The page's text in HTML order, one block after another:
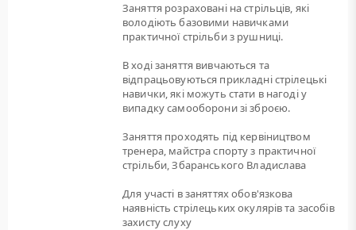
Заняття розраховані на стрільців, які
володіють базовими навичками
практичної стрільби з рушниці.
В ході заняття вивчаються та
відпрацьовуються прикладні стрілецькі
навички, які можуть стати в нагоді у
випадку самооборони зі зброєю.
Заняття проходять під кервіництвом
тренера, майстра спорту з практичної
стрільби, Збаранського Владислава
Для участі в заняттях обов'язкова
наявність стрілецьких окулярів та засобів
захисту слуху